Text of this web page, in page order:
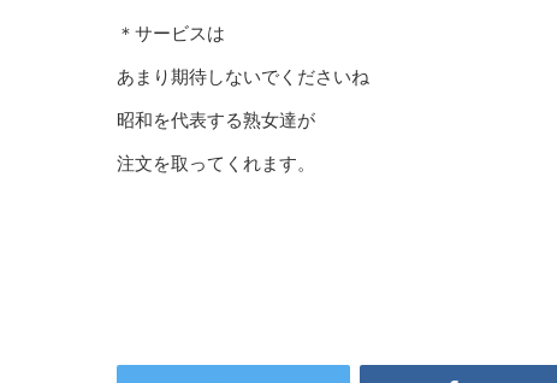
＊サービスは
あまり期待しないでくださいね
昭和を代表する熟女達が
注文を取ってくれます。